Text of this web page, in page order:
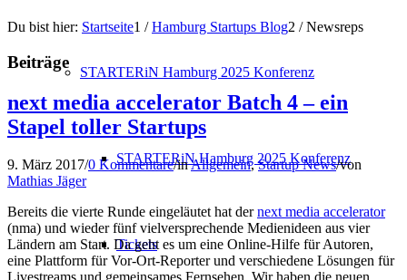
STARTERiN Hamburg 2025 Konferenz
STARTERiN Hamburg 2025 Konferenz
Tickets
Du bist hier: Startseite1 / Hamburg Startups Blog2 / Newsreps
Beiträge
next media accelerator Batch 4 – ein
Stapel toller Startups
9. März 2017/0 Kommentare/inAllgemein,Startup News/von
Mathias Jäger
Bereits die vierte Runde eingeläutet hat dernext media accelerator
(nma) und wieder fünf vielversprechende Medienideen aus vier
Ländern am Start. Da geht es um eine Online-Hilfe für Autoren,
eine Plattform für Vor-Ort-Reporter und verschiedene Lösungen für